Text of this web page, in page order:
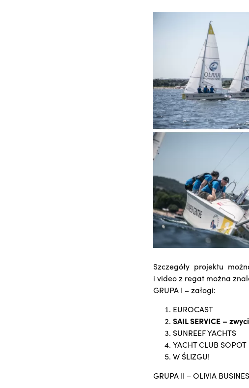
Szczegóły projektu
i video z regat można
GRUPA I – załogi:
EUROCAST
SAIL SERVICE –
SUNREEF YACHTS
YACHT CLUB SOPOT
W ŚLIZGU!
GRUPA II – OLIVIA